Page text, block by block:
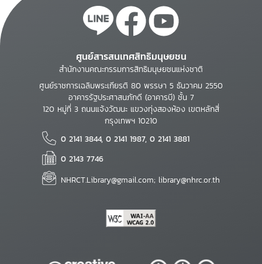
ศูนย์สารสนเทศสิทธิมนุษยชน
สำนักงานคณะกรรมการสิทธิมนุษยชนแห่งชาติ
ศูนย์ราชการเฉลิมพระเกียรติ 80 พรรษา 5 ธันวาคม 2550
อาคารรัฐประศาสนภักดี (อาคารบี) ชั้น 7
120 หมู่ที่ 3 ถนนแจ้งวัฒนะ แขวงทุ่งสองห้อง เขตหลักสี่
กรุงเทพฯ 10210
0 2141 3844, 0 2141 1987, 0 2141 3881
0 2143 7746
NHRCT.Library@gmail.com; library@nhrc.or.th